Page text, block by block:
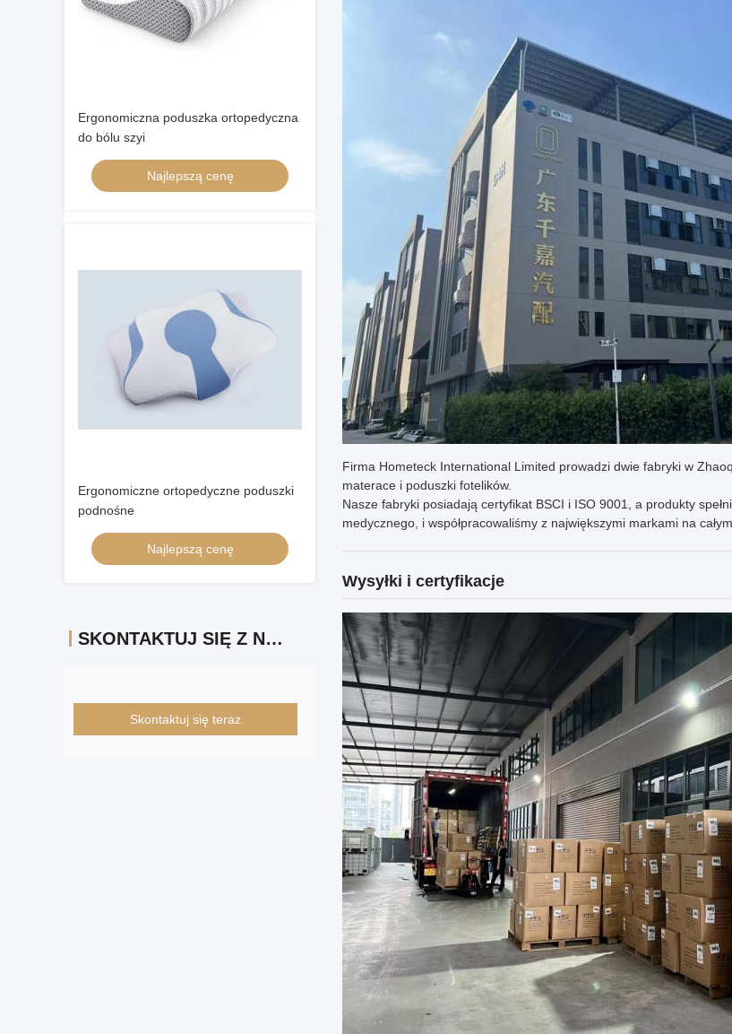
Ergonomiczna poduszka ortopedyczna
do bólu szyi
Najlepszą cenę
Ergonomiczne ortopedyczne poduszki
podnośne
Najlepszą cenę
SKONTAKTUJ SIĘ Z NAMI
Skontaktuj się teraz
Firma Hometeck International Limited prowadzi dwie fabryki w
materace i poduszki fotelików.
Nasze fabryki posiadają certyfikat BSCI i ISO 9001, a produkty
medycznego, i współpracowaliśmy z największymi markami na
Wysyłki i certyfikacje